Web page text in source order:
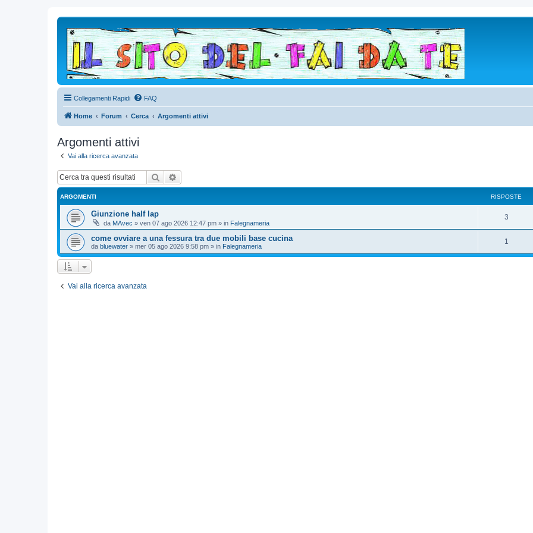
Collegamenti Rapidi FAQ
Home Forum Cerca Argomenti attivi
Argomenti attivi
Vai alla ricerca avanzata
Cerca
ARGOMENTI RISPOSTE
Giunzione half lap
da MAvec » ven 07 ago 2026 12:47 pm » in Falegnameria
3
come ovviare a una fessura tra due mobili base cucina
da bluewater » mer 05 ago 2026 9:58 pm » in Falegnameria
1
Vai alla ricerca avanzata